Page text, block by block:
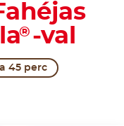
® -val
45 perc